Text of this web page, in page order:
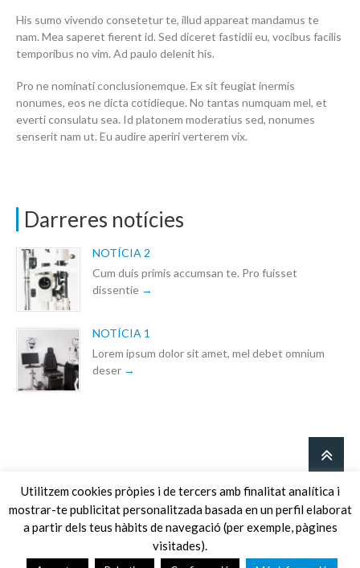
Darreres notícies
NOTÍCIA 2
Cum duis primis accumsan te. Pro fuisset
dissentie
NOTÍCIA 1
Lorem ipsum dolor sit amet, mel debet omnium
deser
His sumo vivendo consetetur te, illud appareat mandamus te
nam. Mea saperet fierent id. Sed diceret fastidii eu, vocibus facilis
temporibus no vim. Ad paulo delenit his.
Pro ne nominati conclusionemque. Ex sit feugiat inermis
nonumes, eos ne dicta cotidieque. No tantas numquam mel, et
everti consulatu sea. Id platonem moderatius sed, nonumes
senserit nam ut. Eu audire aperiri verterem vix.
© Clínica Badia d'Oftalmologia |Avís legal ·Política de privacitat·
937904994
Utilitzem cookies pròpies i de tercers amb finalitat analítica i
mostrar-te publicitat personalitzada basada en un perfil elaborat
a partir dels teus hàbits de navegació (per exemple, pàgines
visitades).